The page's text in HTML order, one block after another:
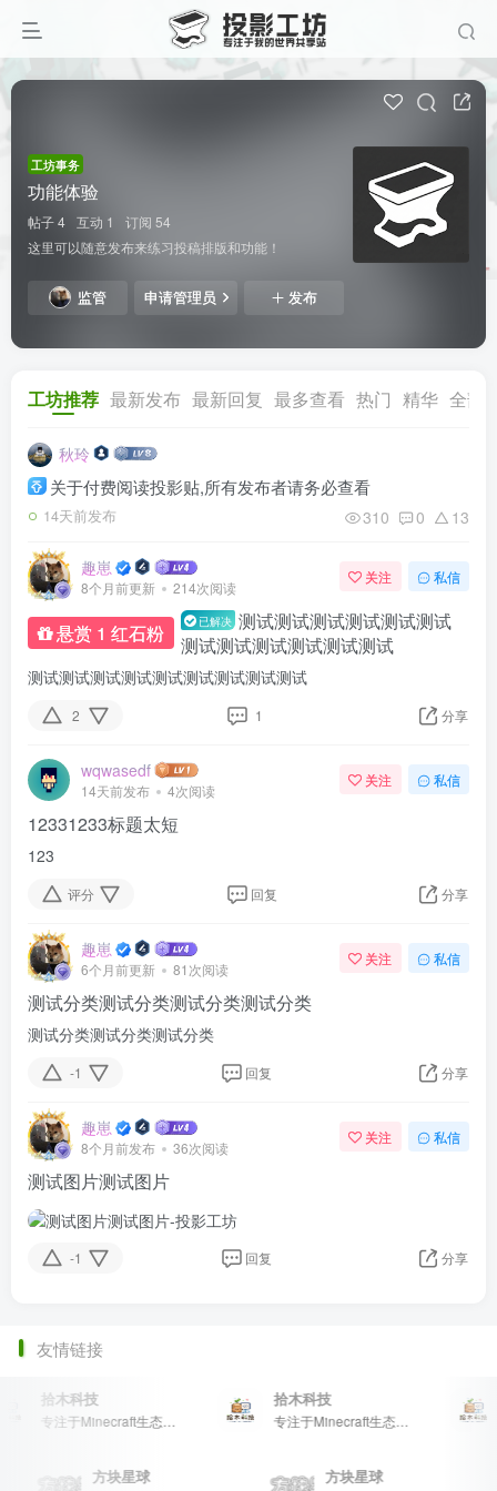
工坊事务
功能体验
帖子 4 互动 1
订阅 54
这里可以随意发布来练习投稿排版和功能！
监管 申请管理员 发布
工坊推荐 最新发布 最新回复 最多查看 热门 精华 全部
秋玲
关于付费阅读投影贴,所有发布者请务必查看
14天前发布 310 0 13
趣崽
8个月前更新 214次阅读
关注 私信
悬赏 1 红石粉 已解决 测试测试测试测试测试测试
测试测试测试测试测试测试
测试测试测试测试测试测试测试测试测试
2 1 分享
wqwasedf
14天前发布 4次阅读
关注 私信
12331233标题太短
123
评分 回复 分享
趣崽
6个月前更新 81次阅读
关注 私信
测试分类测试分类测试分类测试分类
测试分类测试分类测试分类
-1 回复 分享
趣崽
8个月前发布 36次阅读
关注 私信
测试图片测试图片
-1 回复 分享
友情链接
拾木科技
专注于Minecraft生态建设
拾木科技
专注于Minecraft生态建设
方块星球 方块星球